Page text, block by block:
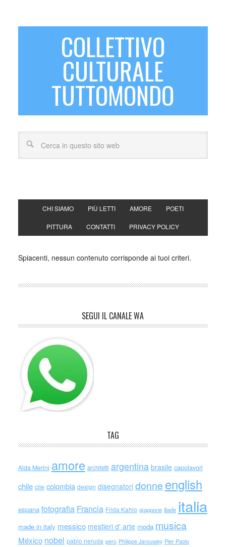
COLLETTIVO
CULTURALE
TUTTOMONDO
CHI SIAMO PIÙ LETTI AMORE POETI
PITTURA CONTATTI PRIVACY POLICY
Spiacenti, nessun contenuto corrisponde ai tuoi criteri.
SEGUI IL CANALE WA
TAG
Alda Merini amore architetti argentina brasile capolavori
chile cile colombia design disegnatori donne english
espana fotografia Francia Frida Kahlo giappone iliade italia
made in italy messico mestieri d' arte moda musica
México nobel pablo neruda perù Philippe Jaroussky Pier Paolo